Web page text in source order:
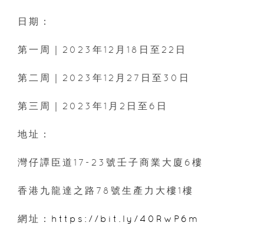
日期：
第一周｜2023年12月18日至22日
第二周｜2023年12月27日至30日
第三周｜2023年1月2日至6日
地址：
灣仔譚臣道17-23號壬子商業大廈6樓
香港九龍達之路78號生產力大樓1樓
網址： https://bit.ly/40RwP6m